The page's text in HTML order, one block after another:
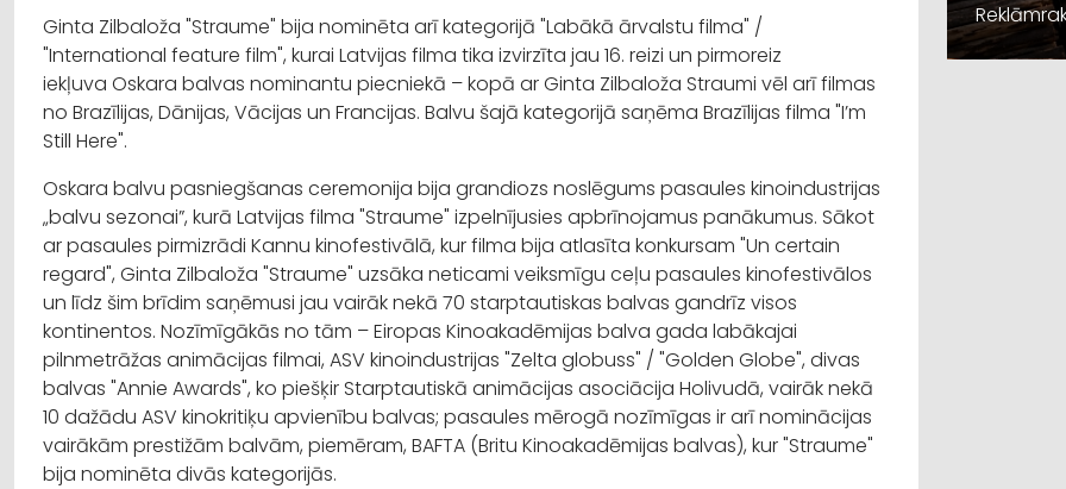
Ginta Zilbaloža "Straume" bija nominēta arī kategorijā "Labākā ārvalstu filma" /
"International feature film", kurai Latvijas filma tika izvirzīta jau 16. reizi un pirmoreiz
iekļuva Oskara balvas nominantu piecniekā – kopā ar Ginta Zilbaloža Straumi vēl arī filmas
no Brazīlijas, Dānijas, Vācijas un Francijas. Balvu šajā kategorijā saņēma Brazīlijas filma "I’m
Still Here".
Oskara balvu pasniegšanas ceremonija bija grandiozs noslēgums pasaules kinoindustrijas
„balvu sezonai”, kurā Latvijas filma "Straume" izpelnījusies apbrīnojamus panākumus. Sākot
ar pasaules pirmizrādi Kannu kinofestivālā, kur filma bija atlasīta konkursam "Un certain
regard", Ginta Zilbaloža "Straume" uzsāka neticami veiksmīgu ceļu pasaules kinofestivālos
un līdz šim brīdim saņēmusi jau vairāk nekā 70 starptautiskas balvas gandrīz visos
kontinentos. Nozīmīgākās no tām –Eiropas Kinoakadēmijas balva gada labākajai
pilnmetrāžas animācijas filmai, ASV kinoindustrijas "Zelta globuss" / "Golden Globe", divas
balvas "Annie Awards", ko piešķir Starptautiskā animācijas asociācija Holivudā, vairāk nekā
10 dažādu ASV kinokritiķu apvienību balvas; pasaules mērogā nozīmīgas ir arī nominācijas
vairākām prestižām balvām, piemēram, BAFTA (Britu Kinoakadēmijas balvas), kur "Straume"
bija nominēta divās kategorijās.